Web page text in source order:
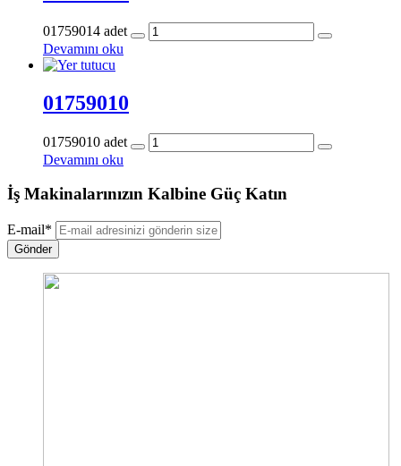
01759014 adet
Devamını oku
01759010
01759010 adet
Devamını oku
İş Makinalarınızın Kalbine Güç Katın
E-mail*
Gönder